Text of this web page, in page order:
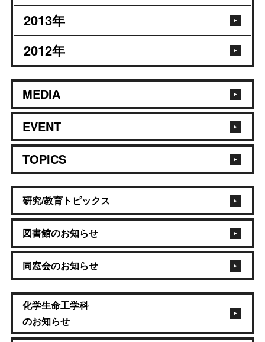
2013年
2012年
MEDIA
EVENT
TOPICS
研究/教育トピックス
図書館のお知らせ
同窓会のお知らせ
化学生命工学科
のお知らせ